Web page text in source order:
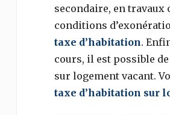
secondaire, en travaux
conditions
taxe d’habitation.
cours, il est possible
sur logement vacant.
taxe d’habitation sur